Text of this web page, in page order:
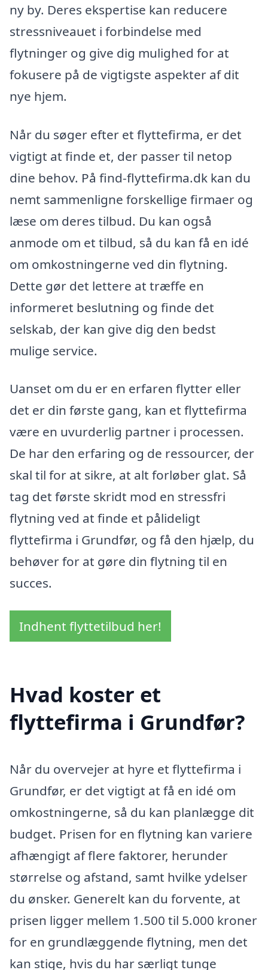
ny by. Deres ekspertise kan reducere
stressniveauet i forbindelse med
flytninger og give dig mulighed for at
fokusere på de vigtigste aspekter af dit
nye hjem.
Når du søger efter et flyttefirma, er det
vigtigt at finde et, der passer til netop
dine behov. På find-flyttefirma.dk kan du
nemt sammenligne forskellige firmaer og
læse om deres tilbud. Du kan også
anmode om et tilbud, så du kan få en idé
om omkostningerne ved din flytning.
Dette gør det lettere at træffe en
informeret beslutning og finde det
selskab, der kan give dig den bedst
mulige service.
Uanset om du er en erfaren flytter eller
det er din første gang, kan et flyttefirma
være en uvurderlig partner i processen.
De har den erfaring og de ressourcer, der
skal til for at sikre, at alt forløber glat. Så
tag det første skridt mod en stressfri
flytning ved at finde et pålideligt
flyttefirma i Grundfør, og få den hjælp, du
behøver for at gøre din flytning til en
succes.
Indhent flyttetilbud her!
Hvad koster et
flyttefirma i Grundfør?
Når du overvejer at hyre et flyttefirma i
Grundfør, er det vigtigt at få en idé om
omkostningerne, så du kan planlægge dit
budget. Prisen for en flytning kan variere
afhængigt af flere faktorer, herunder
størrelse og afstand, samt hvilke ydelser
du ønsker. Generelt kan du forvente, at
prisen ligger mellem 1.500 til 5.000 kroner
for en grundlæggende flytning, men det
kan stige, hvis du har særligt tunge